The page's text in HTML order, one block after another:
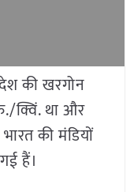
की खरगोन
क्विं. था और
की मंडियों
हैं।